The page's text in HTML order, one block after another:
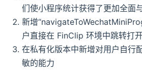
们使小程序统计获得了更加全面
新增
户直接在 FinClip 环境中跳转打
在私有化版本中新增对用户自行
敏的能力